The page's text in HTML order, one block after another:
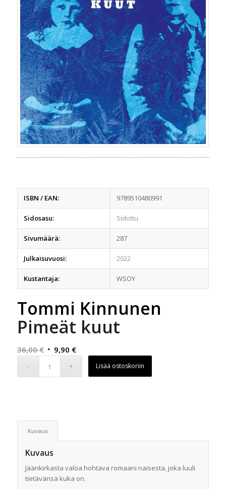
ISBN / EAN: 9789510480991
Sidosasu: Sidottu
Sivumäärä: 287
Julkaisuvuosi: 2022
Kustantaja: WSOY
Tommi Kinnunen
Pimeät kuut
36,00€ Alkuperäinen
9,90 €Nykyinen
Lisää ostoskoriin
Kuvaus
Kuvaus
Jäänkirkasta valoa hohtava romaani naisesta, joka luuli
tietävänsä kuka on.